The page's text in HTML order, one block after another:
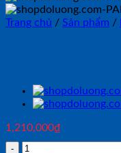
Trang chủ / Sản phẩm /
1,210,000₫
PANME